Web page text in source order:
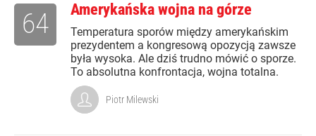
Amerykańska wojna na górze
Temperatura sporów między amerykańskim
prezydentem a kongresową opozycją zawsze
była wysoka. Ale dziś trudno mówić o sporze.
To absolutna konfrontacja, wojna totalna.
64
Piotr Milewski